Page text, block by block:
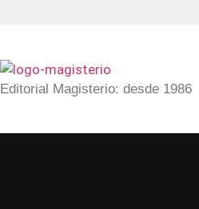
Editorial Magisterio: desde 1986